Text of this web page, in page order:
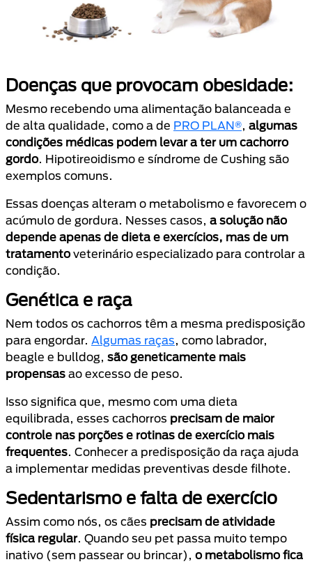
Doenças que provocam obesidade:
Mesmo recebendo uma alimentação balanceada e
de alta qualidade, como a de PRO PLAN®, algumas
condições médicas podem levar a ter um cachorro
gordo. Hipotireoidismo e síndrome de Cushing são
exemplos comuns.
Essas doenças alteram o metabolismo e favorecem o
acúmulo de gordura. Nesses casos, a solução não
depende apenas de dieta e exercícios, mas de um
tratamentoveterinário especializado para controlar a
condição.
Genética e raça
Nem todos os cachorros têm a mesma predisposição
para engordar. Algumas raças, como labrador,
beagle e bulldog, são geneticamente mais
propensas ao excesso de peso.
Isso significa que, mesmo com uma dieta
equilibrada, esses cachorros precisam de maior
controle nas porções e rotinas de exercício mais
frequentes. Conhecer a predisposição da raça ajuda
a implementar medidas preventivas desde filhote.
Sedentarismo e falta de exercício
Assim como nós, os cães precisam de atividade
física regular. Quando seu pet passa muito tempo
inativo (sem passear ou brincar), o metabolismo fica